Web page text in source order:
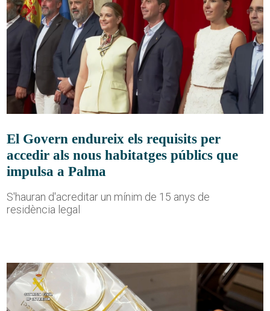
El Govern endureix els requisits per
accedir als nous habitatges públics que
impulsa a Palma
S'hauran d'acreditar un mínim de 15 anys de
residència legal